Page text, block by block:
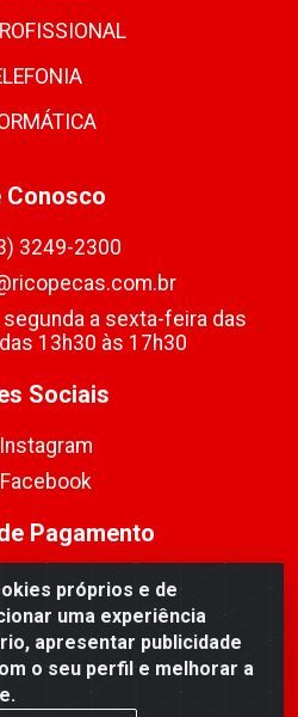
próprios e de
uma experiência
apresentar publicidade
o seu perfil e melhorar a
Conosco
3249-2300
a sexta-feira das
13h30 às 17h30
Sociais
Instagram
Facebook
Pagamento
Eletrônicos Ltda -
968 - Jardim Taroba,